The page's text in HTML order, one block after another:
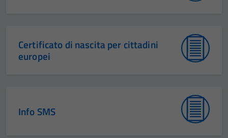
Certificato di nascita per cittadini
europei
Info SMS